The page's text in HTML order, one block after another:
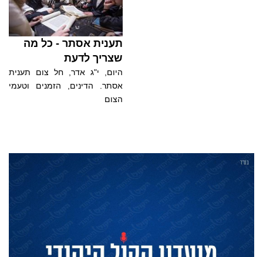
תענית אסתר - כל מה
שצריך לדעת
היום, י"ג אדר, חל צום תענית
אסתר. הדינים, הזמנים וטעמי
הצום